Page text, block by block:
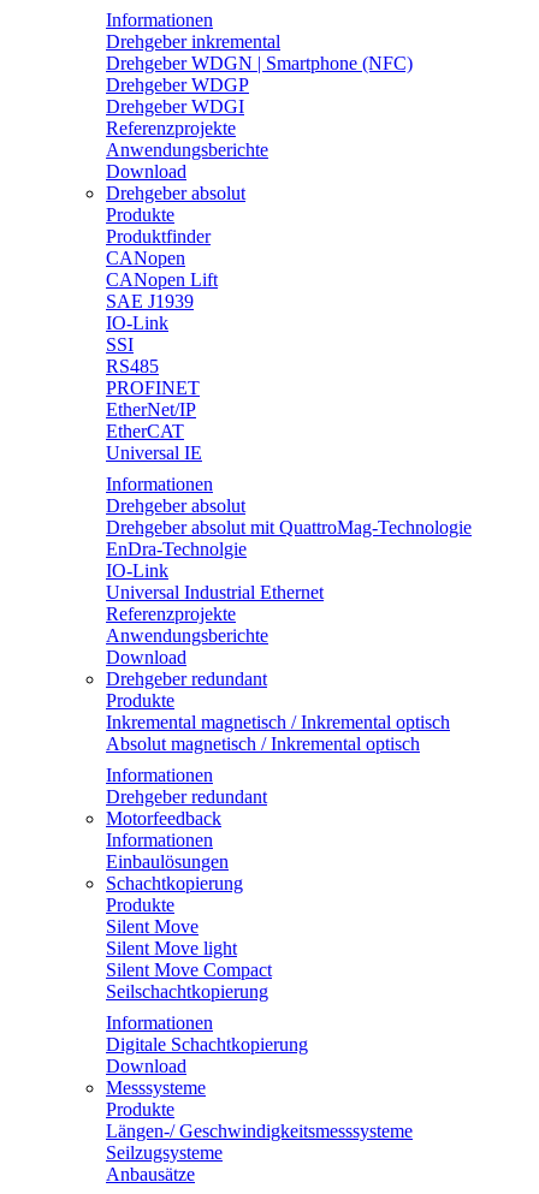
Informationen
Drehgeber inkremental
Drehgeber WDGN | Smartphone (NFC)
Drehgeber WDGP
Drehgeber WDGI
Referenzprojekte
Anwendungsberichte
Download
Drehgeber absolut
Produkte
Produktfinder
CANopen
CANopen Lift
SAE J1939
IO-Link
SSI
RS485
PROFINET
EtherNet/IP
EtherCAT
Universal IE
Informationen
Drehgeber absolut
Drehgeber absolut mit QuattroMag-Technologie
EnDra-Technolgie
IO-Link
Universal Industrial Ethernet
Referenzprojekte
Anwendungsberichte
Download
Drehgeber redundant
Produkte
Inkremental magnetisch / Inkremental optisch
Absolut magnetisch / Inkremental optisch
Informationen
Drehgeber redundant
Motorfeedback
Informationen
Einbaulösungen
Schachtkopierung
Produkte
Silent Move
Silent Move light
Silent Move Compact
Seilschachtkopierung
Informationen
Digitale Schachtkopierung
Download
Messsysteme
Produkte
Längen-/ Geschwindigkeitsmesssysteme
Seilzugsysteme
Anbausätze